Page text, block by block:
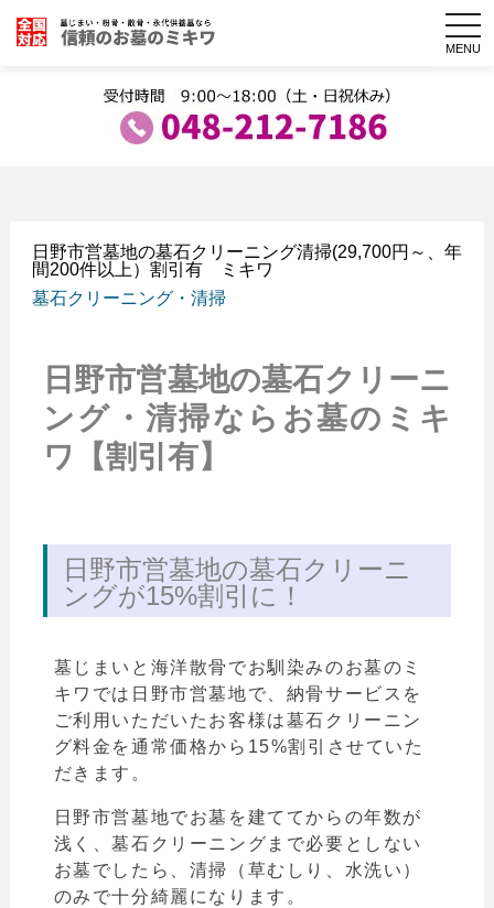
MENU
日野市営墓地の墓石クリーニング清掃(29,700円～、年
間200件以上）割引有 ミキワ
墓石クリーニング・清掃
日野市営墓地の墓石クリーニ
ング・清掃ならお墓のミキ
ワ【割引有】
日野市営墓地の墓石クリーニ
ングが15%割引に！
墓じまいと海洋散骨でお馴染みのお墓のミ
キワでは日野市営墓地で、納骨サービスを
ご利用いただいたお客様は墓石クリーニン
グ料金を通常価格から15%割引させていた
だきます。
日野市営墓地でお墓を建ててからの年数が
浅く、墓石クリーニングまで必要としない
お墓でしたら、清掃（草むしり、水洗い）
のみで十分綺麗になります。